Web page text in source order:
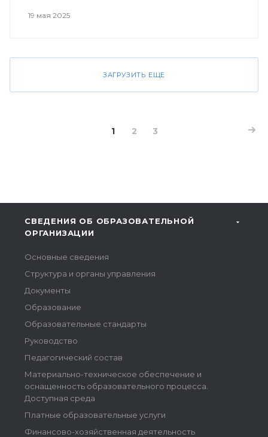
19 мая 2025
ЗАГРУЗИТЬ ЕЩЕ
1 2 3
СВЕДЕНИЯ ОБ ОБРАЗОВАТЕЛЬНОЙ
ОРГАНИЗАЦИИ
Основные сведения
Структура и органы управления
Документы
Образование
Образовательные стандарты
Руководство
Педагогический состав
Материально-техническое обеспечение и
оснащенность образовательного процесса.
Доступная среда
Платные образовательные услуги
Финансово-хозяйственная деятельность